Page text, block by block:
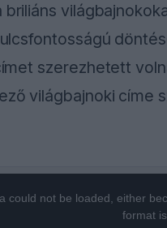
briliáns
szerezhetett
világbajnoki címe
could not be loaded, either
format